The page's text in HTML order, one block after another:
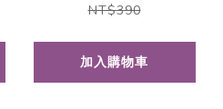
NT$390
加入購物車